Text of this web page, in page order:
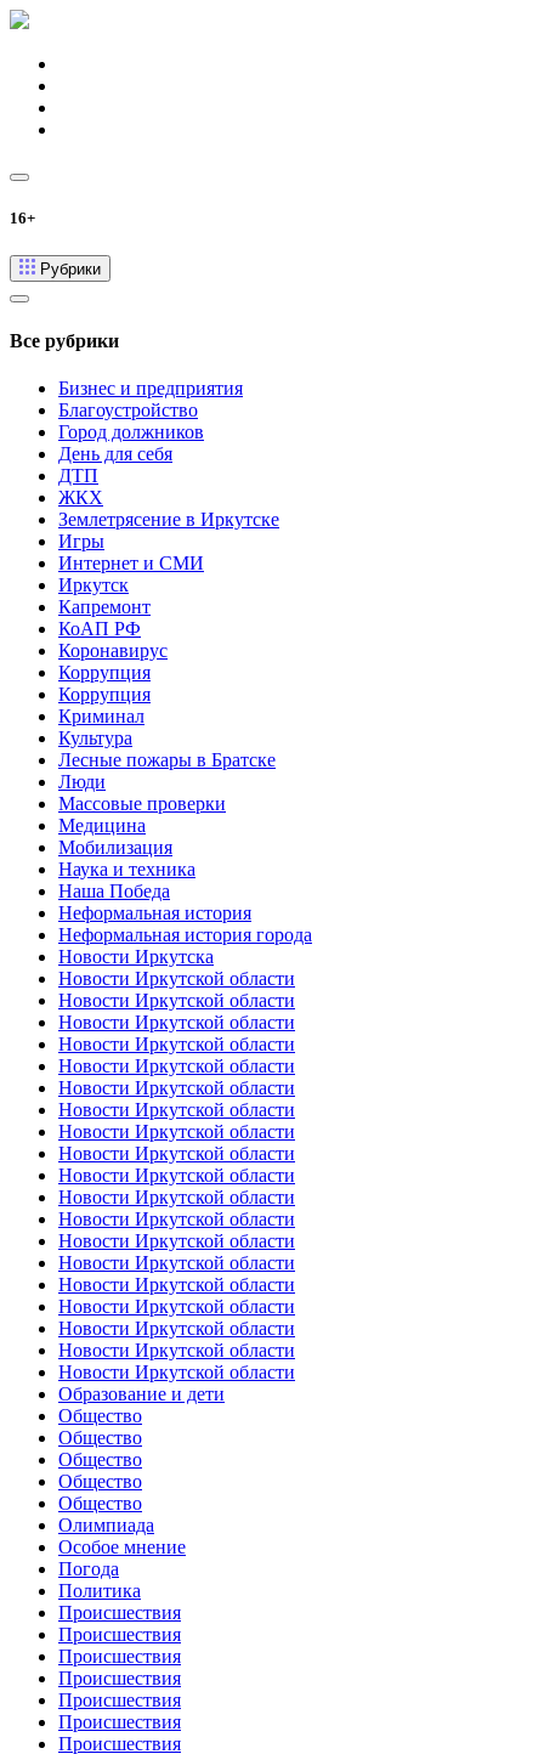
16+
Рубрики
Все рубрики
Бизнес и предприятия
Благоустройство
Город должников
День для себя
ДТП
ЖКХ
Землетрясение в Иркутске
Игры
Интернет и СМИ
Иркутск
Капремонт
КоАП РФ
Коронавирус
Коррупция
Коррупция
Криминал
Культура
Лесные пожары в Братске
Люди
Массовые проверки
Медицина
Мобилизация
Наука и техника
Наша Победа
Неформальная история
Неформальная история города
Новости Иркутска
Новости Иркутской области
Новости Иркутской области
Новости Иркутской области
Новости Иркутской области
Новости Иркутской области
Новости Иркутской области
Новости Иркутской области
Новости Иркутской области
Новости Иркутской области
Новости Иркутской области
Новости Иркутской области
Новости Иркутской области
Новости Иркутской области
Новости Иркутской области
Новости Иркутской области
Новости Иркутской области
Новости Иркутской области
Новости Иркутской области
Новости Иркутской области
Образование и дети
Общество
Общество
Общество
Общество
Общество
Олимпиада
Особое мнение
Погода
Политика
Происшествия
Происшествия
Происшествия
Происшествия
Происшествия
Происшествия
Происшествия